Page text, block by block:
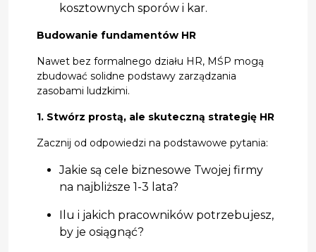
kosztownych sporów i kar.
Budowanie fundamentów HR
Nawet bez formalnego działu HR, MŚP mogą
zbudować solidne podstawy zarządzania
zasobami ludzkimi.
1. Stwórz prostą, ale skuteczną strategię HR
Zacznij od odpowiedzi na podstawowe pytania:
Jakie są cele biznesowe Twojej firmy
na najbliższe 1-3 lata?
Ilu i jakich pracowników potrzebujesz,
by je osiągnąć?